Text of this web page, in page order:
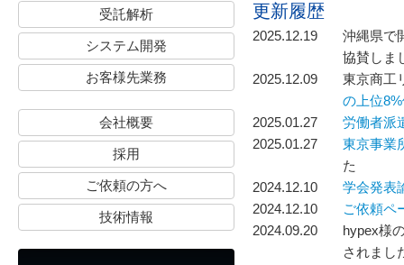
受託解析
システム開発
お客様先業務
会社概要
採用
ご依頼の方へ
技術情報
更新履歴
2025.12.19
沖縄県で
協賛しま
2025.12.09
東京商工
の上位
2025.01.27
労働者派
2025.01.27
東京事業
た
2024.12.10
学会発表
2024.12.10
ご依頼ペ
2024.09.20
hypex様
されまし